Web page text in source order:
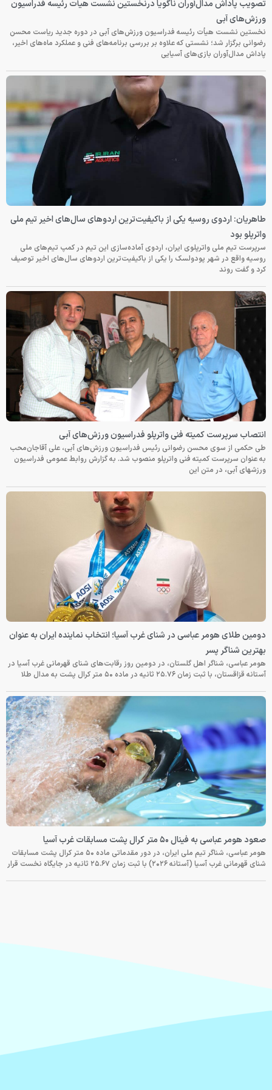
تصویب پاداش مدال‌آوران ناگویا درنخستین نشست هیأت رئیسه فدراسیون
ورزش‌های آبی
نخستین نشست هیأت رئیسه فدراسیون ورزش‌های آبی در دوره جدید ریاست محسن
رضوانی برگزار شد؛ نشستی که علاوه بر بررسی برنامه‌های فنی و عملکرد ماه‌های اخیر،
پاداش مدال‌آوران بازی‌های آسیایی
طاهریان: اردوی روسیه یکی از باکیفیت‌ترین اردوهای سال‌های اخیر تیم ملی
واترپلو بود
سرپرست تیم ملی واترپلوی ایران، اردوی آماده‌سازی این تیم در کمپ تیم‌های ملی
روسیه واقع در شهر پودولسک را یکی از باکیفیت‌ترین اردوهای سال‌های اخیر توصیف
کرد و گفت روند
انتصاب سرپرست کمیته فنی واترپلو فدراسیون ورزش‌های آبی
طی حکمی از سوی محسن رضوانی رئیس فدراسیون ورزش‌های آبی، علی آقاجان‌محب
به عنوان سرپرست کمیته فنی واترپلو منصوب شد. به گزارش روابط عمومی فدراسیون
ورزشهای آبی، در متن این
دومین طلای هومر عباسی در شنای غرب آسیا؛ انتخاب نماینده ایران به عنوان
بهترین شناگر پسر
هومر عباسی، شناگر اهل گلستان، در دومین روز رقابت‌های شنای قهرمانی غرب آسیا در
آستانه قزاقستان، با ثبت زمان ۲۵.۷۶ ثانیه در ماده ۵۰ متر کرال پشت به مدال طلا
صعود هومر عباسی به فینال ۵۰ متر کرال پشت مسابقات غرب آسیا
هومر عباسی، شناگر تیم ملی ایران، در دور مقدماتی ماده ۵۰ متر کرال پشت مسابقات
شنای قهرمانی غرب آسیا (آستانه ۲۰۲۶) با ثبت زمان ۲۵.۶۷ ثانیه در جایگاه نخست قرار